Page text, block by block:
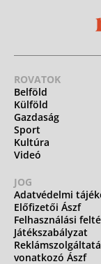
ROVATOK
Belföld
Külföld
Gazdaság
Sport
Kultúra
Videó
JOG
Adatvédelmi
Előfizetői Ászf
Felhasználási
Játékszabályzat
vonatkozó Ászf